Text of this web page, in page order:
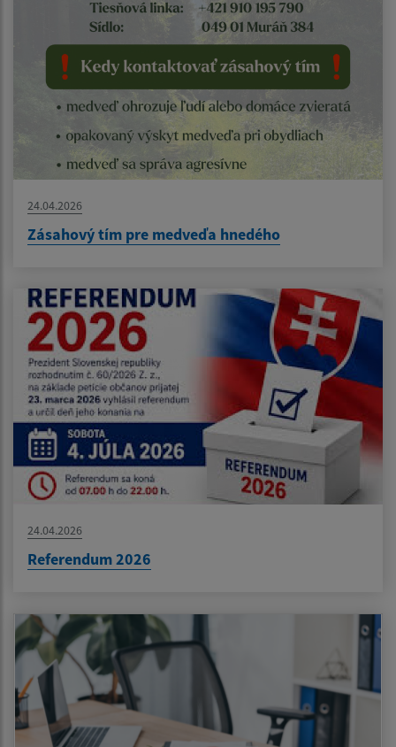
24.04.2026
Zásahový tím pre medveďa hnedého
24.04.2026
Referendum 2026